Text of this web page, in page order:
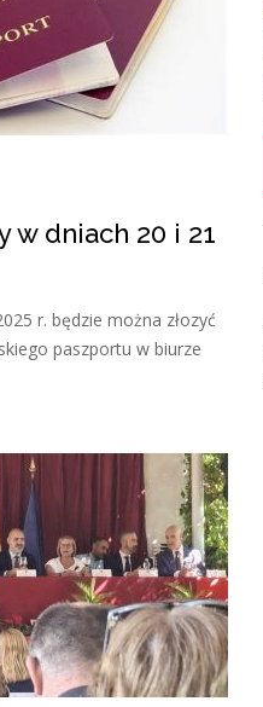
w dniach 20 i 21
r. będzie można złozyć
paszportu w biurze